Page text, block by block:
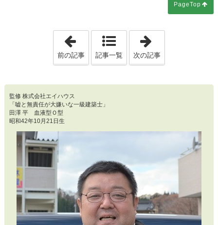
PageTop
「第470回 「いやぁ～歳をとると１年
前の記事 記事一覧 次の記事
監修 株式会社エイハウス
「嘘と無責任が大嫌いな一級建築士」
田澤 平 血液型Ｏ型
昭和42年10月21日生